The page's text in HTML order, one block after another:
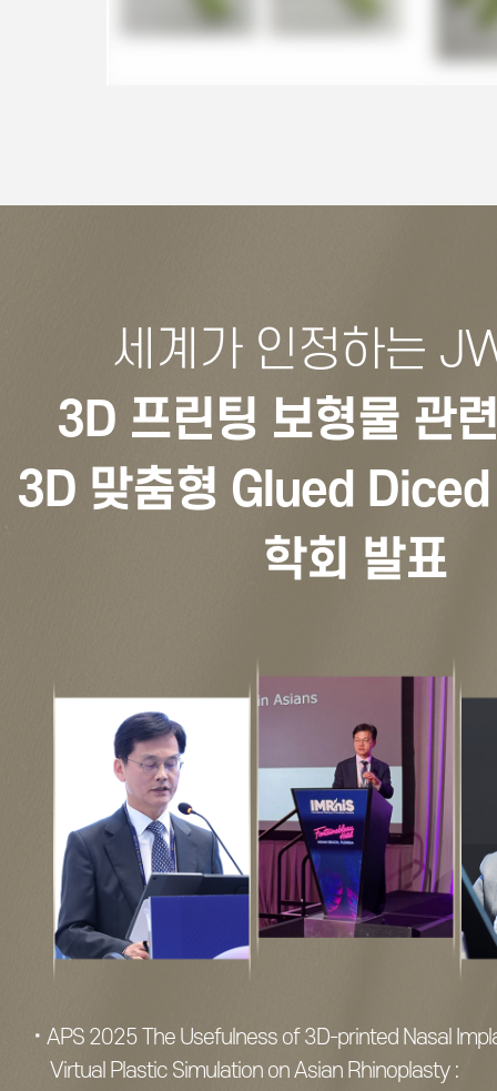
세계가 인정하는
3D 프린팅 보형물 관
3D 맞춤형 Glued
학회 발표
APS 2025 The Usefulness of 3D-printed Nasal
Virtual Plastic Simulation on Asian Rhinoplasty :